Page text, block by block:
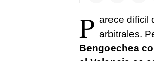
P arece difícil
arbitrales.
Bengoechea